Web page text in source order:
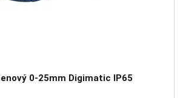
0-25mm Digimatic IP65